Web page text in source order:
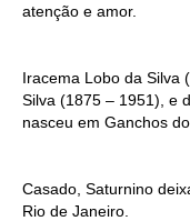
atenção e amor.
Iracema Lobo da Silva
Silva (1875 – 1951), e
nasceu em Ganchos
Casado, Saturnino
Rio de Janeiro.